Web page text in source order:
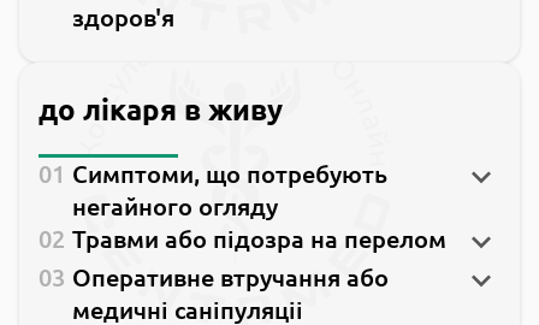
здоров'я
до лікаря в живу
Симптоми, що потребують
негайного огляду
Травми або підозра на перелом
Оперативне втручання або
медичні саніпуляціі